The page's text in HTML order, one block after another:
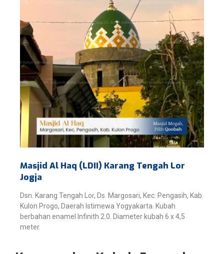
Masjid Al Haq (LDII) Karang Tengah Lor
Jogja
Dsn. Karang Tengah Lor, Ds. Margosari, Kec. Pengasih, Kab.
Kulon Progo, Daerah Istimewa Yogyakarta. Kubah
berbahan enamel Infinith 2.0. Diameter kubah 6 x 4,5
meter.